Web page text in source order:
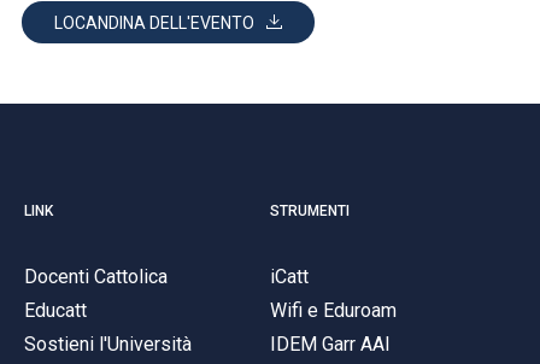
LOCANDINA DELL'EVENTO
LINK
Docenti Cattolica
Educatt
Sostieni l'Università
STRUMENTI
iCatt
Wifi e Eduroam
IDEM Garr AAI